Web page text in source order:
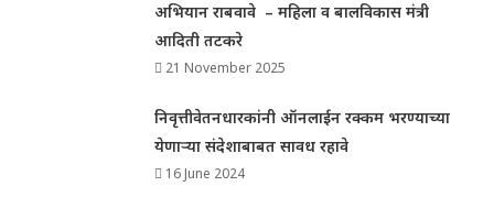
अभियान राबवावे – महिला व बालविकास मंत्री
आदिती तटकरे
21 November 2025
निवृत्तीवेतनधारकांनी ऑनलाईन रक्कम भरण्याच्या
येणाऱ्या संदेशाबाबत सावध रहावे
16 June 2024